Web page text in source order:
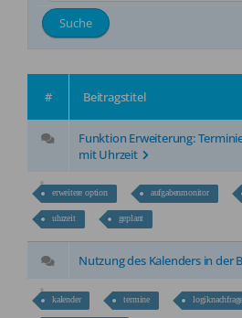
Kontakt
# Beitragstitel
Funktion Erweiterung:
mit Uhrzeit
erweitere option aufgabenmonitor
uhrzeit geplant
Nutzung des Kalenders in der
kalender termine